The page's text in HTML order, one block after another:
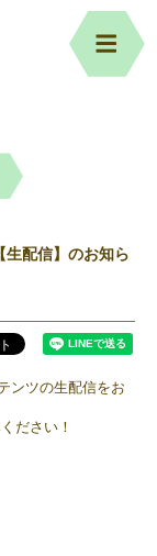
配信】のお知ら
ンツの生配信をお
ださい！